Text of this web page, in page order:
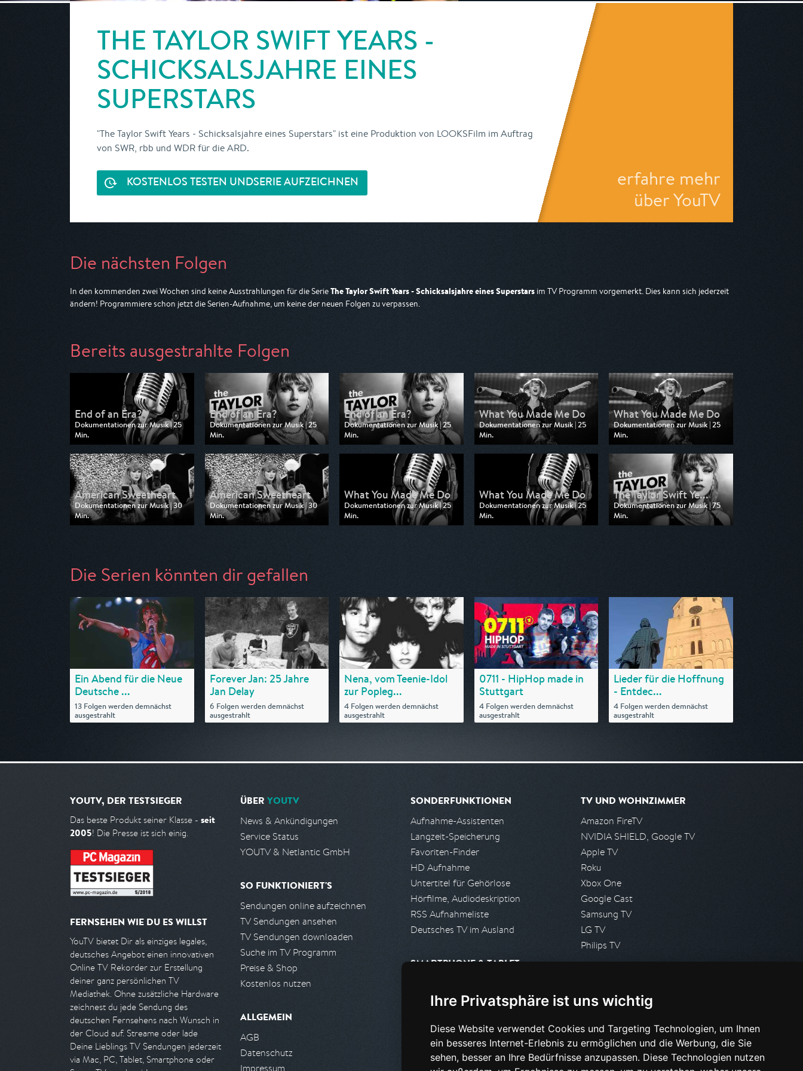
Ihre Privatsphäre ist uns wichtig
Diese Website verwendet Cookies und Targeting Technologien, um Ihnen
ein besseres Internet-Erlebnis zu ermöglichen und die Werbung, die Sie
sehen, besser an Ihre Bedürfnisse anzupassen. Diese Technologien nutzen
THE TAYLOR SWIFT YEARS -
SCHICKSALSJAHRE EINES
SUPERSTARS
"The Taylor Swift Years - Schicksalsjahre eines Superstars" ist eine Produktion von LOOKSFilm im Auftrag
von SWR, rbb und WDR für die ARD.
KOSTENLOS TESTEN UNDSERIE AUFZEICHNEN
erfahre mehr
über YouTV
Die nächsten Folgen
In den kommenden zwei Wochen sind keine Ausstrahlungen für die SerieThe Taylor Swift Years - Schicksalsjahre eines Superstars im TV Programm vorgemerkt. Dies kann sich jederzeit
ändern! Programmiere schon jetzt die Serien-Aufnahme, um keine der neuen Folgen zu verpassen.
Bereits ausgestrahlte Folgen
End of an Era?
Dokumentationen zur Musik | 25
Min.
Ausgestrahlt von ARD
am 22.07.2026, 23:35
End of an Era?
Dokumentationen zur Musik | 25
Min.
Ausgestrahlt von SWR
am 12.07.2026, 01:30
End of an Era?
Dokumentationen zur Musik | 25
Min.
Ausgestrahlt von SR Fernsehen
am 12.07.2026, 01:30
What You Made Me Do
Dokumentationen zur Musik | 25
Min.
Ausgestrahlt von SWR
am 12.07.2026, 01:05
What You Made Me Do
Dokumentationen zur Musik | 25
Min.
Ausgestrahlt von SR Fernsehen
am 12.07.2026, 01:05
American Sweetheart
Dokumentationen zur Musik | 30
Min.
Ausgestrahlt von SWR
American Sweetheart
Dokumentationen zur Musik | 30
Min.
Ausgestrahlt von SR Fernsehen
What You Made Me Do
Dokumentationen zur Musik | 25
Min.
Ausgestrahlt von ARD
What You Made Me Do
Dokumentationen zur Musik | 25
Min.
Ausgestrahlt von ARD
The Taylor Swift Ye...
Dokumentationen zur Musik | 75
Min.
Ausgestrahlt von rbb
Die Serien könnten dir gefallen
Ein Abend für die Neue
Deutsche ...
13 Folgen werden demnächst
ausgestrahlt
Forever Jan: 25 Jahre
Jan Delay
6 Folgen werden demnächst
ausgestrahlt
Nena, vom Teenie-Idol
zur Popleg...
4 Folgen werden demnächst
ausgestrahlt
0711 - HipHop made in
Stuttgart
4 Folgen werden demnächst
ausgestrahlt
Lieder für die Hoffnung
- Entdec...
4 Folgen werden demnächst
ausgestrahlt
YOUTV, DER TESTSIEGER
Das beste Produkt seiner Klasse - seit
2005! Die Presse ist sich einig.
FERNSEHEN WIE DU ES WILLST
YouTV bietet Dir als einziges legales,
deutsches Angebot einen innovativen
Online TV Rekorder zur Erstellung
deiner ganz persönlichen TV
Mediathek. Ohne zusätzliche Hardware
zeichnest du jede Sendung des
deutschen Fernsehens nach Wunsch in
der Cloud auf. Streame oder lade
Deine Lieblings TV Sendungen jederzeit
via Mac, PC, Tablet, Smartphone oder
ÜBER YOUTV
News & Ankündigungen
Service Status
YOUTV & Netlantic GmbH
SO FUNKTIONIERT'S
Sendungen online aufzeichnen
TV Sendungen ansehen
TV Sendungen downloaden
Suche im TV Programm
Preise & Shop
Kostenlos nutzen
ALLGEMEIN
AGB
Datenschutz
Impressum
SONDERFUNKTIONEN
Aufnahme-Assistenten
Langzeit-Speicherung
Favoriten-Finder
HD Aufnahme
Untertitel für Gehörlose
Hörfilme, Audiodeskription
RSS Aufnahmeliste
Deutsches TV im Ausland
SMARTPHONE & TABLET
Android App
PARTNER
Partnerliste
Partner werden
TV UND WOHNZIMMER
Amazon FireTV
NVIDIA SHIELD, Google TV
Apple TV
Roku
Xbox One
Google Cast
Samsung TV
LG TV
Philips TV
Presseanfrage stellen
HILFE & SUPPORT
Häufig gestellte Fragen